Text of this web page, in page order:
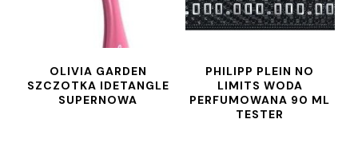
OLIVIA GARDEN
SZCZOTKA IDETANGLE
SUPERNOWA
PHILIPP PLEIN NO
LIMITS WODA
PERFUMOWANA 90 ML
TESTER